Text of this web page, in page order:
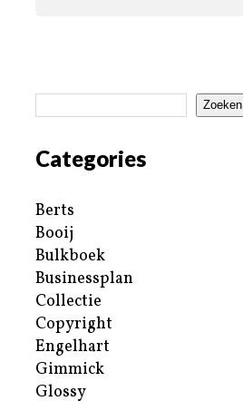
Zoeken
Categories
Berts
Booij
Bulkboek
Businessplan
Collectie
Copyright
Engelhart
Gimmick
Glossy